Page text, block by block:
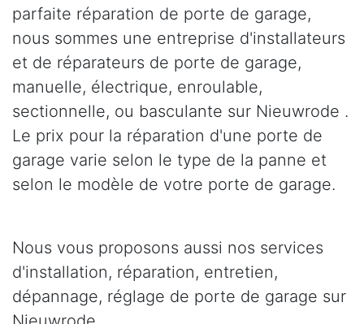
parfaite réparation de porte de garage,
nous sommes une entreprise d'installateurs
et de réparateurs de porte de garage,
manuelle, électrique, enroulable,
sectionnelle, ou basculante sur Nieuwrode .
Le prix pour la réparation d'une porte de
garage varie selon le type de la panne et
selon le modèle de votre porte de garage.
Nous vous proposons aussi nos services
d'installation, réparation, entretien,
dépannage, réglage de porte de garage sur